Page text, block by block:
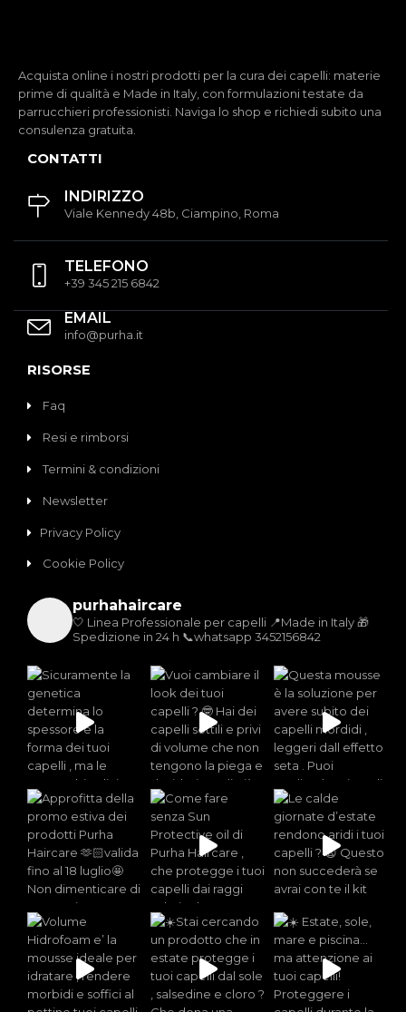
Acquista online i nostri prodotti per la cura dei capelli: materie
prime di qualità e Made in Italy, con formulazioni testate da
parrucchieri professionisti. Naviga lo shop e richiedi subito una
consulenza gratuita.
CONTATTI
INDIRIZZO
Viale Kennedy 48b, Ciampino, Roma
TELEFONO
+39 345 215 6842
EMAIL
info@purha.it
RISORSE
Faq
Resi e rimborsi
Termini & condizioni
Newsletter
Privacy Policy
Cookie Policy
purhahaircare
🤍 Linea Professionale per capelli 📍Made in Italy🎁
Spedizione in 24 h 📞whatsapp 3452156842